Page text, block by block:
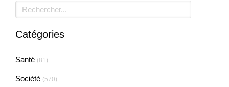
Rechercher
Catégories
Santé (81)
Société (570)